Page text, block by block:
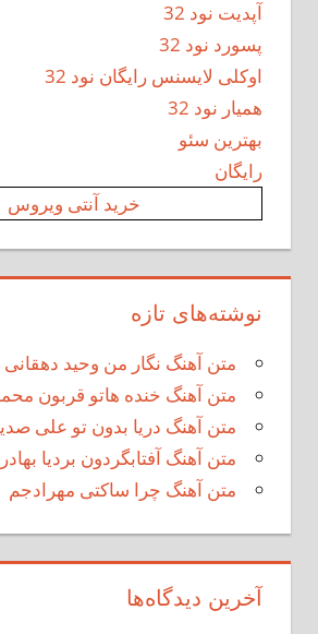
آپدیت نود 32
پسورد نود 32
اوکلی لایسنس رایگان نود 32
همیار نود 32
بهترین سئو
رایگان
خرید آنتی ویروس
نوشته‌های تازه
متن آهنگ نگار من وحید دهقانی
متن آهنگ خنده هاتو قربون
متن آهنگ دریا بدون تو علی
متن آهنگ آفتابگردون بردیا بهادر
متن آهنگ چرا ساکتی مهرادجم
آخرین دیدگاه‌ها